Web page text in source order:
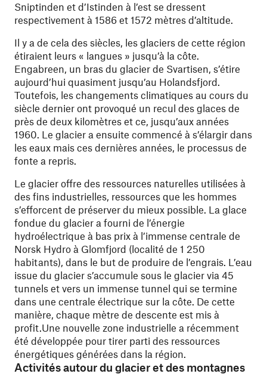
Sniptinden et d’Istinden à l’est se dressent
respectivement à 1586 et 1572 mètres d’altitude.
Il y a de cela des siècles, les glaciers de cette région
étiraient leurs « langues » jusqu’à la côte.
Engabreen, un bras du glacier de Svartisen, s’étire
aujourd’hui quasiment jusqu’au Holandsfjord.
Toutefois, les changements climatiques au cours du
siècle dernier ont provoqué un recul des glaces de
près de deux kilomètres et ce, jusqu’aux années
1960. Le glacier a ensuite commencé à s’élargir dans
les eaux mais ces dernières années, le processus de
fonte a repris.
Le glacier offre des ressources naturelles utilisées à
des fins industrielles, ressources que les hommes
s’efforcent de préserver du mieux possible. La glace
fondue du glacier a fourni de l’énergie
hydroélectrique à bas prix à l’immense centrale de
Norsk Hydro à Glomfjord (localité de 1 250
habitants), dans le but de produire de l’engrais. L’eau
issue du glacier s’accumule sous le glacier via 45
tunnels et vers un immense tunnel qui se termine
dans une centrale électrique sur la côte. De cette
manière, chaque mètre de descente est mis à
profit.Une nouvelle zone industrielle a récemment
été développée pour tirer parti des ressources
énergétiques générées dans la région.
Activités autour du glacier et des montagnes